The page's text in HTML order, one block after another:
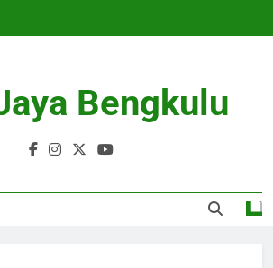
Bengkulu